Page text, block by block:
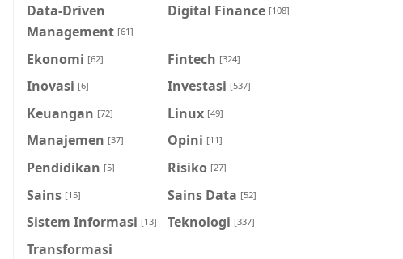
Data-Driven
Management [61]
Digital Finance [108]
Ekonomi [62] Fintech [324]
Inovasi [6] Investasi [537]
Keuangan [72] Linux [49]
Manajemen [37] Opini [11]
Pendidikan [5] Risiko [27]
Sains [15] Sains Data [52]
Sistem Informasi [13] Teknologi [337]
Transformasi